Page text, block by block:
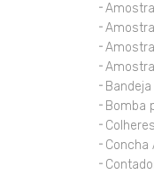
Bomba
Concha